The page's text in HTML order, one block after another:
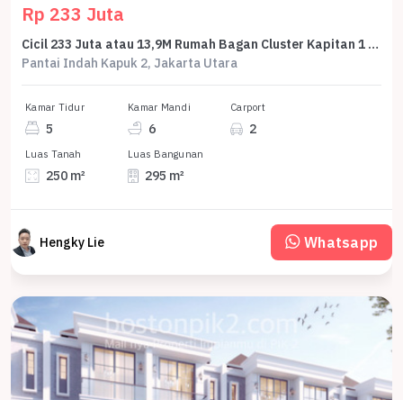
Rp 233 Juta
Cicil 233 Juta atau 13,9M Rumah Bagan Cluster Kapitan 1 Pik 2 10X25 Adriatic 250 M2 2 Lantai DP 0% Selama 5 Tahun
Pantai Indah Kapuk 2, Jakarta Utara
Kamar Tidur
5
Kamar Mandi
6
Carport
2
Luas Tanah
250 m²
Luas Bangunan
295 m²
Hengky Lie Whatsapp